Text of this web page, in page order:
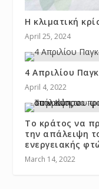
Η κλιματική
April 25, 2024
4 Απριλίου
April 4, 2022
Το κράτος να
την απάλειψη
ενεργειακής
March 14, 2022